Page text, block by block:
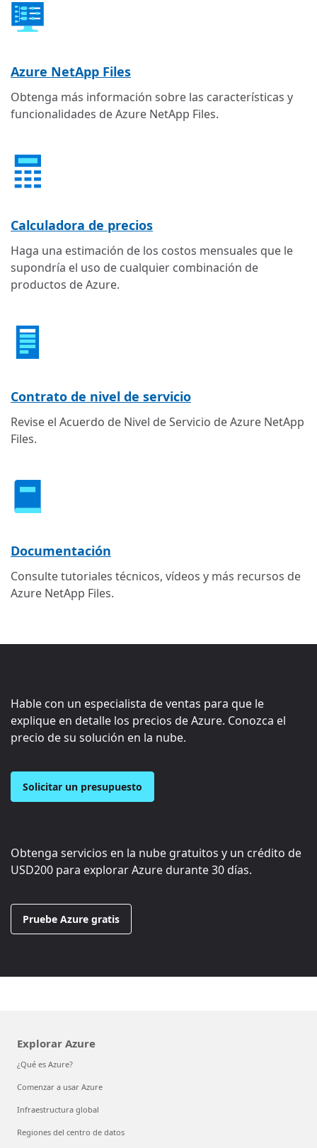
Azure NetApp Files
Obtenga más información sobre las características y
funcionalidades de Azure NetApp Files.
Calculadora de precios
Haga una estimación de los costos mensuales que le
supondría el uso de cualquier combinación de
productos de Azure.
Contrato de nivel de servicio
Revise el Acuerdo de Nivel de Servicio de Azure NetApp
Files.
Documentación
Consulte tutoriales técnicos, vídeos y más recursos de
Azure NetApp Files.
Hable con un especialista de ventas para que le
explique en detalle los precios de Azure. Conozca el
precio de su solución en la nube.
Solicitar un presupuesto
Obtenga servicios en la nube gratuitos y un crédito de
USD200 para explorar Azure durante 30 días.
Pruebe Azure gratis
Explorar Azure
¿Qué es Azure?
Comenzar a usar Azure
Infraestructura global
Regiones del centro de datos